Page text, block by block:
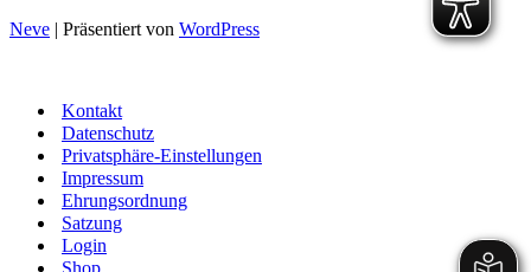
Neve | Präsentiert von WordPress
Kontakt
Datenschutz
Privatsphäre-Einstellungen
Impressum
Ehrungsordnung
Satzung
Login
Shop